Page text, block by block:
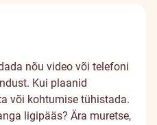
nõu video või telefoni
Kui plaanid
või kohtumise tühistada.
ligipääs? Ära muretse,